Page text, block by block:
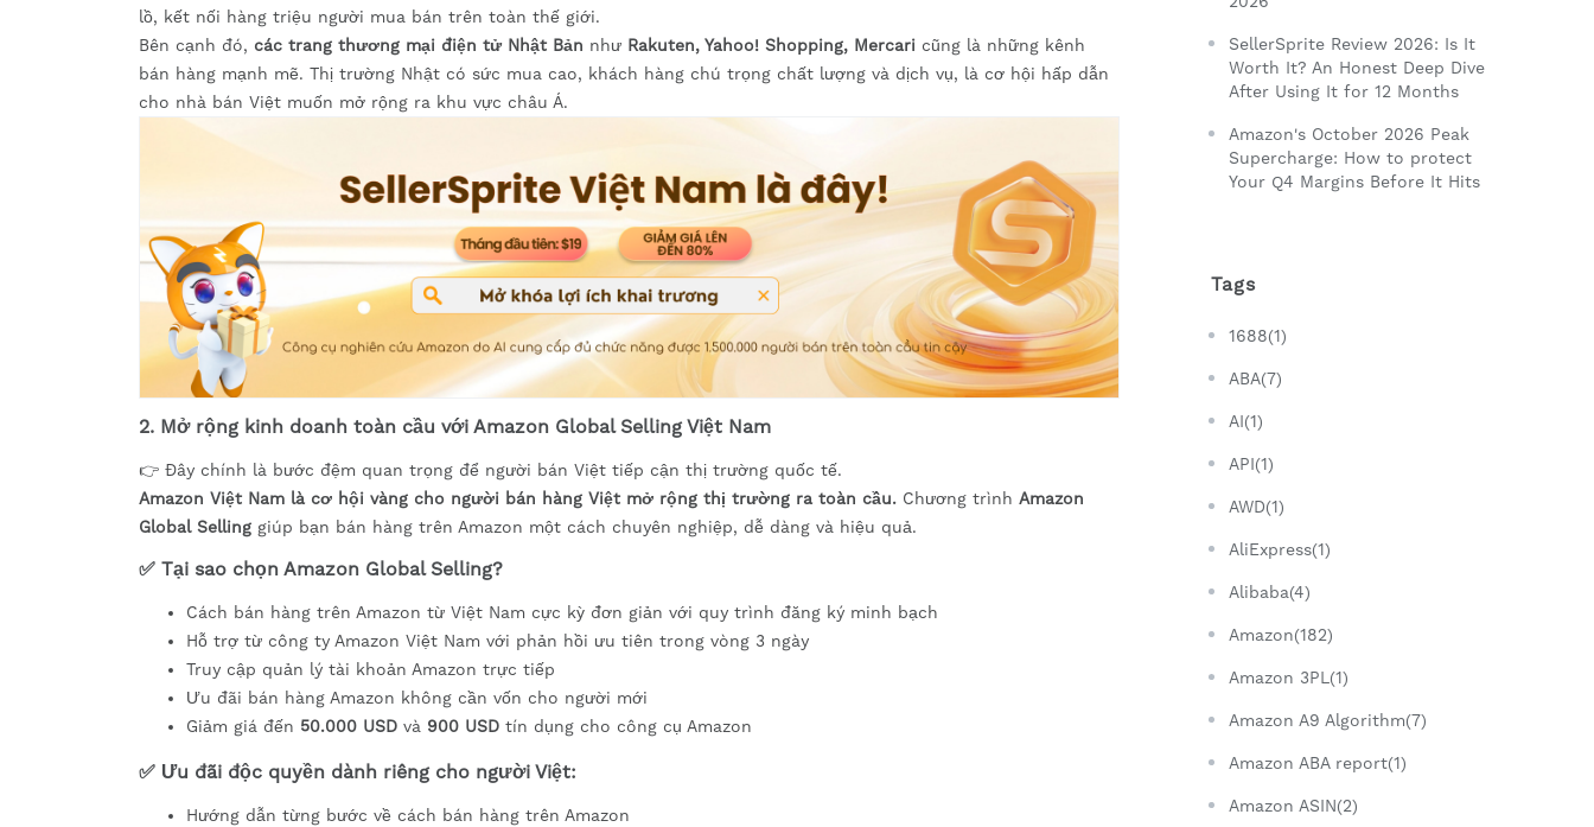
lồ, kết nối hàng triệu người mua bán trên toàn thế giới.
Bên cạnh đó, các trang thương mại điện tử Nhật Bản như Rakuten, Yahoo! Shopping, Mercari cũng là những kênh
bán hàng mạnh mẽ. Thị trường Nhật có sức mua cao, khách hàng chú trọng chất lượng và dịch vụ, là cơ hội hấp dẫn
cho nhà bán Việt muốn mở rộng ra khu vực châu Á.
2. Mở rộng kinh doanh toàn cầu với Amazon Global Selling Việt Nam
👉 Đây chính là bước đệm quan trọng để người bán Việt tiếp cận thị trường quốc tế.
Amazon Việt Nam là cơ hội vàng cho người bán hàng Việt mở rộng thị trường ra toàn cầu. Chương trình Amazon
Global Selling giúp bạn bán hàng trên Amazon một cách chuyên nghiệp, dễ dàng và hiệu quả.
✅ Tại sao chọn Amazon Global Selling?
Cách bán hàng trên Amazon từ Việt Nam cực kỳ đơn giản với quy trình đăng ký minh bạch
Hỗ trợ từ công ty Amazon Việt Nam với phản hồi ưu tiên trong vòng 3 ngày
Truy cập quản lý tài khoản Amazon trực tiếp
Ưu đãi bán hàng Amazon không cần vốn cho người mới
Giảm giá đến 50.000 USD và 900 USD tín dụng cho công cụ Amazon
✅ Ưu đãi độc quyền dành riêng cho người Việt:
Hướng dẫn từng bước về cách bán hàng trên Amazon
SellerSprite Review 2026: Is It
Worth It? An Honest Deep Dive
After Using It for 12 Months
Amazon's October 2026 Peak
Supercharge: How to protect
Your Q4 Margins Before It Hits
Tags
1688(1)
ABA(7)
AI(1)
API(1)
AWD(1)
AliExpress(1)
Alibaba(4)
Amazon(182)
Amazon 3PL(1)
Amazon A9 Algorithm(7)
Amazon ABA report(1)
Amazon ASIN(2)